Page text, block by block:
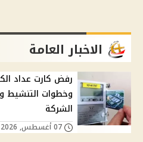
الاخبار العامة
رفض كارت عداد
وخطوات التنشيط
الشركة